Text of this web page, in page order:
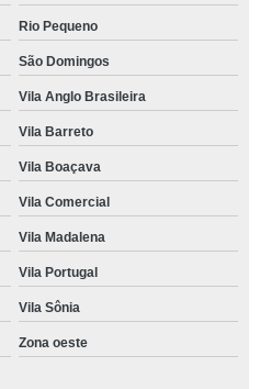
Rio Pequeno
São Domingos
Vila Anglo Brasileira
Vila Barreto
Vila Boaçava
Vila Comercial
Vila Madalena
Vila Portugal
Vila Sônia
Zona oeste